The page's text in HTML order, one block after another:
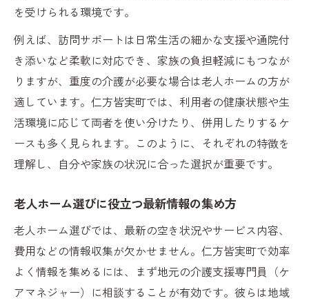
障害者支援施設と老人ホーム併用の可能性
地域密着型老人ホームの選び方と活用法
見学・相談の流れをわかりやすく紹介
老人ホーム見学時に準備すべき質問リスト
訪問サポート相談のポイントを押さえよう
特別養護老人ホームの見学予約手順を解説
三篠会など地域法人への問い合わせ方法
障害者支援施設への相談の進め方と注意点
を受けられる環境です。
例えば、訪問サポートは日常生活の細かな支援や通院付
き添いなど柔軟に対応でき、家族の負担軽減にもつなが
りますが、重度の介護が必要な場合は老人ホームの方が
適しています。仁方皆実町では、利用者の健康状態や生
活環境に応じて両者を使い分けたり、併用したりするケ
ースも多く見られます。このように、それぞれの特徴を
理解し、自分や家族の状況に合った選択が重要です。
老人ホーム選びに役立つ最新情報の集め方
老人ホーム選びでは、最新の空き状況やサービス内容、
費用などの情報収集が欠かせません。仁方皆実町で効率
よく情報を集めるには、まず地元の介護支援専門員（ケ
アマネジャー）に相談することが有効です。彼らは地域